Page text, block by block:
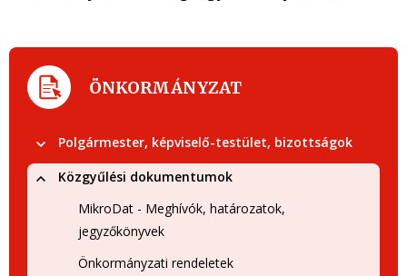
ÖNKORMÁNYZAT
Polgármester, képviselő-testület, bizottságok
Közgyűlési dokumentumok
MikroDat - Meghívók, határozatok,
jegyzőkönyvek
Önkormányzati rendeletek